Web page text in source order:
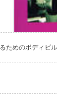
ためのボディビ